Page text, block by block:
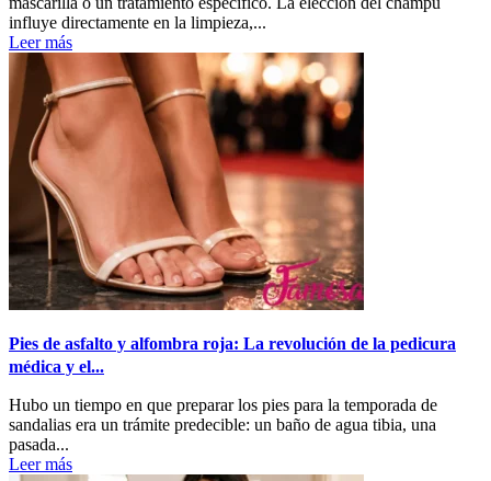
influye directamente en la limpieza,...
Leer más
Pies de asfalto y alfombra roja: La revolución de la pedicura
médica y el...
Hubo un tiempo en que preparar los pies para la temporada de
sandalias era un trámite predecible: un baño de agua tibia, una
pasada...
Leer más